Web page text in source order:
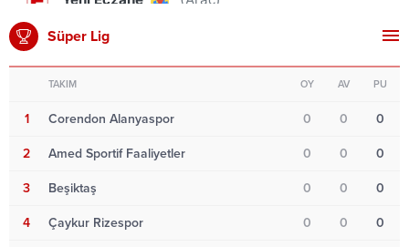
Süper Lig
TAKIM OY AV PU
1 Corendon Alanyaspor 0 0 0
2 Amed Sportif Faaliyetler 0 0 0
3 Beşiktaş 0 0 0
4 Çaykur Rizespor 0 0 0